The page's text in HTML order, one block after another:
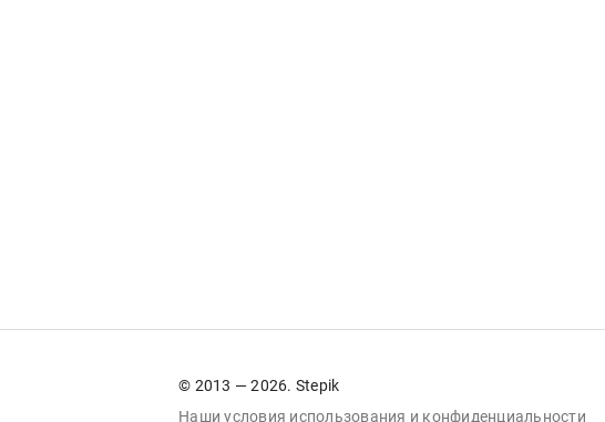
© 2013 — 2026. Stepik
Наши условия использования и конфиденциальности